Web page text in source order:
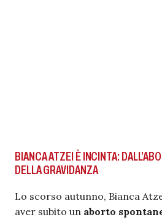
BIANCA ATZEI È INCINTA:
DELLA GRAVIDANZA
Lo scorso autunno, Bianca
aver subito un aborto